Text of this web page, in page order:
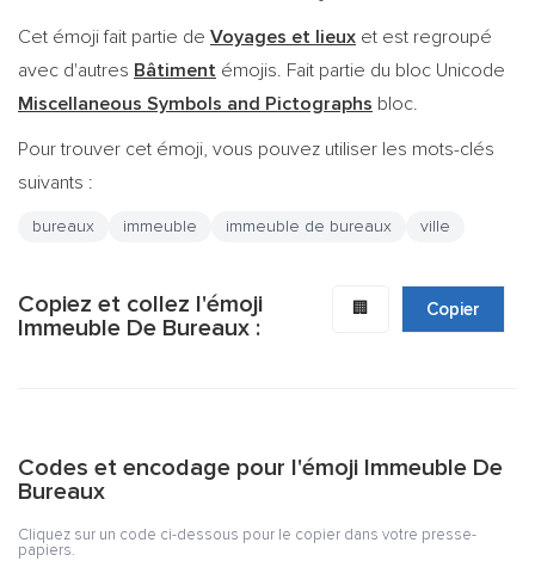
Cet émoji fait partie de Voyages et lieux et est regroupé
avec d'autres Bâtiment émojis. Fait partie du bloc Unicode
Miscellaneous Symbols and Pictographs bloc.
Pour trouver cet émoji, vous pouvez utiliser les mots-clés
suivants :
bureaux immeuble immeuble de bureaux ville
Copiez et collez l'émoji
Immeuble De Bureaux :
🏢 Copier
Codes et encodage pour l'émoji Immeuble De
Bureaux
Cliquez sur un code ci-dessous pour le copier dans votre presse-
papiers.